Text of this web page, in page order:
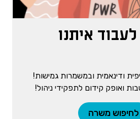
איתנו
ודינאמית ובמשמרות גמישות!
ואופק קידום לתפקידי ניהול!
לחיפוש משרה